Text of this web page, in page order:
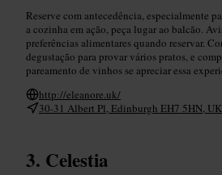
Reserve com antecedência, especialmente
a cozinha em ação, peça lugar ao balcão.
preferências alimentares quando reservar.
degustação para provar vários pratos, e
pareamento de vinhos se apreciar essa
http://eleanore.uk/
30-31 Albert Pl, Edinburgh EH7 5HN, UK
Celestia